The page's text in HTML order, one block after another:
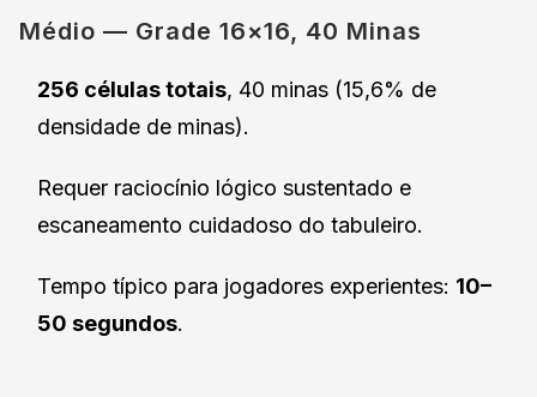
Médio — Grade 16×16, 40 Minas
256 células totais, 40 minas (15,6% de
densidade de minas).
Requer raciocínio lógico sustentado e
escaneamento cuidadoso do tabuleiro.
Tempo típico para jogadores experientes: 10–
50 segundos.